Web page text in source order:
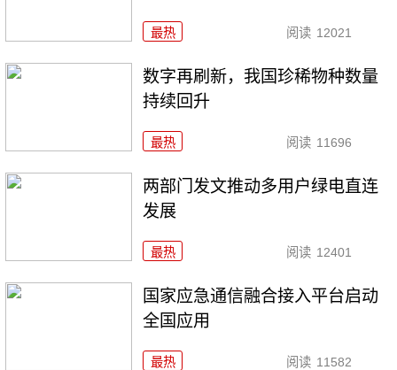
最热 阅读 12021
数字再刷新，我国珍稀物种数量
持续回升
最热 阅读 11696
两部门发文推动多用户绿电直连
发展
最热 阅读 12401
国家应急通信融合接入平台启动
全国应用
最热 阅读 11582